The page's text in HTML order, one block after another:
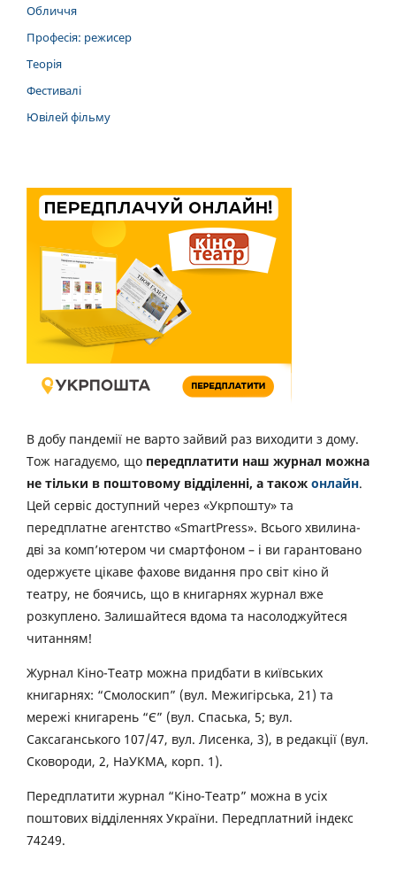
Обличчя
Професія: режисер
Теорія
Фестивалі
Ювілей фільму
В добу пандемії не варто зайвий раз виходити з дому.
Тож нагадуємо, що передплатити наш журнал можна
не тільки в поштовому відділенні, а також онлайн.
Цей сервіс доступний через «Укрпошту» та
передплатне агентство «SmartPress». Всього хвилина-
дві за комп’ютером чи смартфоном – і ви гарантовано
одержуєте цікаве фахове видання про світ кіно й
театру, не боячись, що в книгарнях журнал вже
розкуплено. Залишайтеся вдома та насолоджуйтеся
читанням!
Журнал Кіно-Театр можна придбати в київських
книгарнях: “Смолоскип” (вул. Межигірська, 21) та
мережі книгарень “Є” (вул. Спаська, 5; вул.
Саксаганського 107/47, вул. Лисенка, 3), в редакції (вул.
Сковороди, 2, НаУКМА, корп. 1).
Передплатити журнал “Кіно-Театр” можна в усіх
поштових відділеннях України. Передплатний індекс
74249.